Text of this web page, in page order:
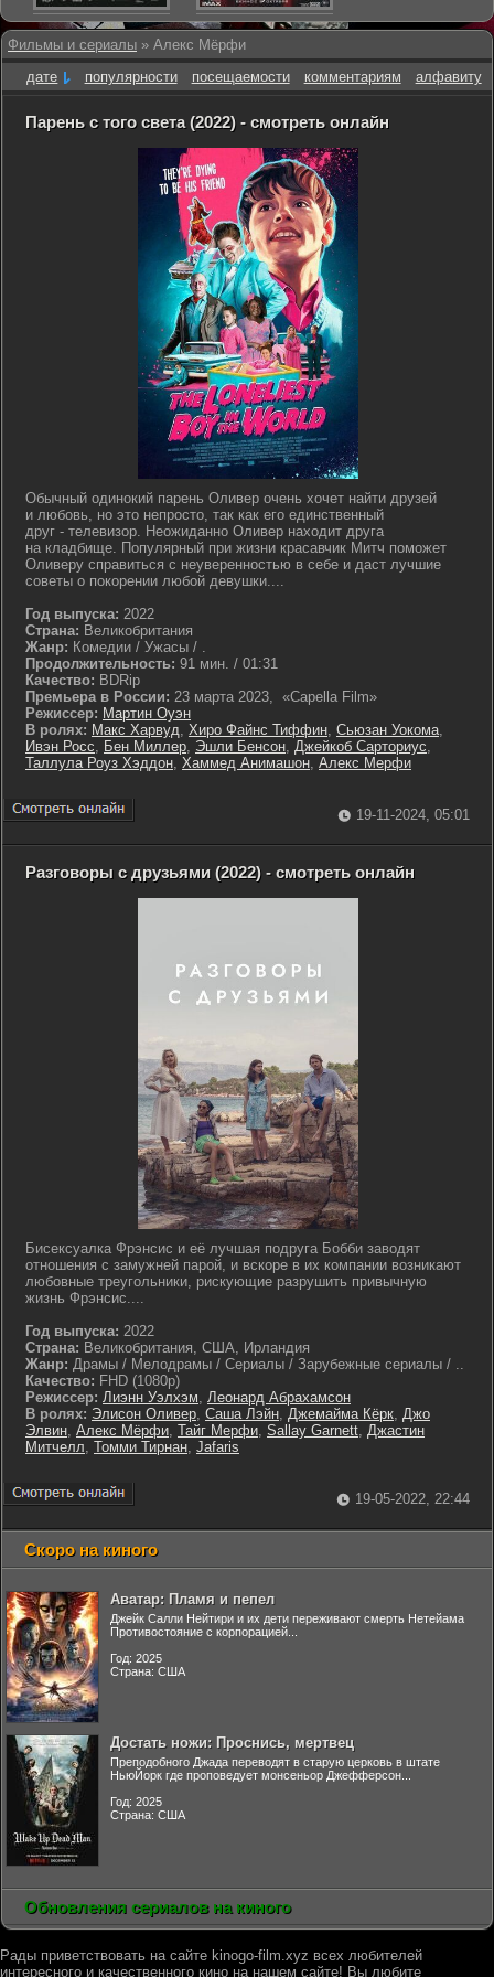
Фильмы и сериалы » Алекс Мёрфи
дате
популярности посещаемости комментариям алфавиту
Парень с того света (2022) - смотреть онлайн
Обычный одинокий парень Оливер очень хочет найти друзей
и любовь, но это непросто, так как его единственный
друг - телевизор. Неожиданно Оливер находит друга
на кладбище. Популярный при жизни красавчик Митч поможет
Оливеру справиться с неуверенностью в себе и даст лучшие
советы о покорении любой девушки....
Год выпуска: 2022
Страна: Великобритания
Жанр: Комедии / Ужасы / .
Продолжительность: 91 мин. / 01:31
Качество: BDRip
Премьера в России: 23 марта 2023, «Capella Film»
Режиссер: Мартин Оуэн
В ролях: Макс Харвуд, Хиро Файнс Тиффин, Сьюзан Уокома,
Ивэн Росс, Бен Миллер, Эшли Бенсон, Джейкоб Сарториус,
Таллула Роуз Хэддон, Хаммед Анимашон, Алекс Мерфи
19-11-2024, 05:01
Разговоры с друзьями (2022) - смотреть онлайн
Бисексуалка Фрэнсис и её лучшая подруга Бобби заводят
отношения с замужней парой, и вскоре в их компании возникают
любовные треугольники, рискующие разрушить привычную
жизнь Фрэнсис....
Год выпуска: 2022
Страна: Великобритания, США, Ирландия
Жанр: Драмы / Мелодрамы / Сериалы / Зарубежные сериалы / ..
Качество: FHD (1080p)
Режиссер: Лиэнн Уэлхэм, Леонард Абрахамсон
В ролях: Элисон Оливер, Саша Лэйн, Джемайма Кёрк, Джо
Элвин, Алекс Мёрфи, Тайг Мерфи, Sallay Garnett, Джастин
Митчелл, Томми Тирнан, Jafaris
19-05-2022, 22:44
Скоро на киного
Аватар: Пламя и пепел
Джейк Салли Нейтири и их дети переживают смерть Нетейама
Противостояние с корпорацией...
Год: 2025
Страна: США
Достать ножи: Проснись, мертвец
Преподобного Джада переводят в старую церковь в штате
НьюЙорк где проповедует монсеньор Джефферсон...
Год: 2025
Страна: США
Обновления сериалов на киного
Рады приветствовать на сайте kinogo-film.xyz всех любителей
интересного и качественного кино на нашем сайте! Вы любите